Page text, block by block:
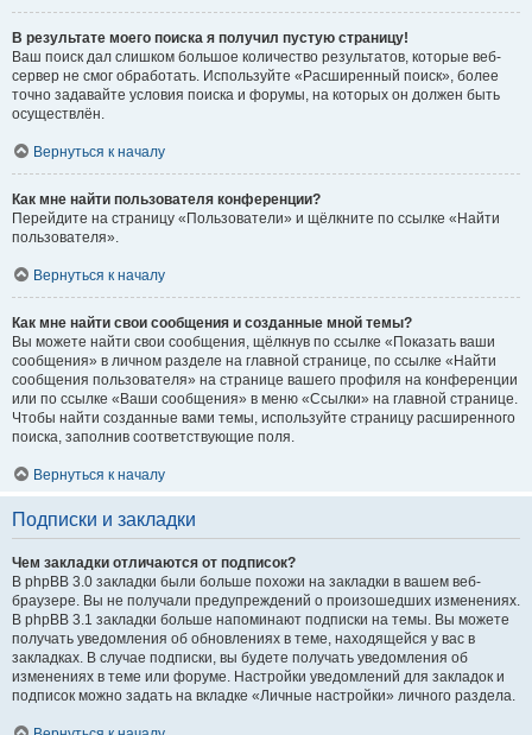
В результате моего поиска я получил пустую страницу!
Ваш поиск дал слишком большое количество результатов, которые веб-
сервер не смог обработать. Используйте «Расширенный поиск», более
точно задавайте условия поиска и форумы, на которых он должен быть
осуществлён.
Вернуться к началу
Как мне найти пользователя конференции?
Перейдите на страницу «Пользователи» и щёлкните по ссылке «Найти
пользователя».
Вернуться к началу
Как мне найти свои сообщения и созданные мной темы?
Вы можете найти свои сообщения, щёлкнув по ссылке «Показать ваши
сообщения» в личном разделе на главной странице, по ссылке «Найти
сообщения пользователя» на странице вашего профиля на конференции
или по ссылке «Ваши сообщения» в меню «Ссылки» на главной странице.
Чтобы найти созданные вами темы, используйте страницу расширенного
поиска, заполнив соответствующие поля.
Вернуться к началу
Подписки и закладки
Чем закладки отличаются от подписок?
В phpBB 3.0 закладки были больше похожи на закладки в вашем веб-
браузере. Вы не получали предупреждений о произошедших изменениях.
В phpBB 3.1 закладки больше напоминают подписки на темы. Вы можете
получать уведомления об обновлениях в теме, находящейся у вас в
закладках. В случае подписки, вы будете получать уведомления об
изменениях в теме или форуме. Настройки уведомлений для закладок и
подписок можно задать на вкладке «Личные настройки» личного раздела.